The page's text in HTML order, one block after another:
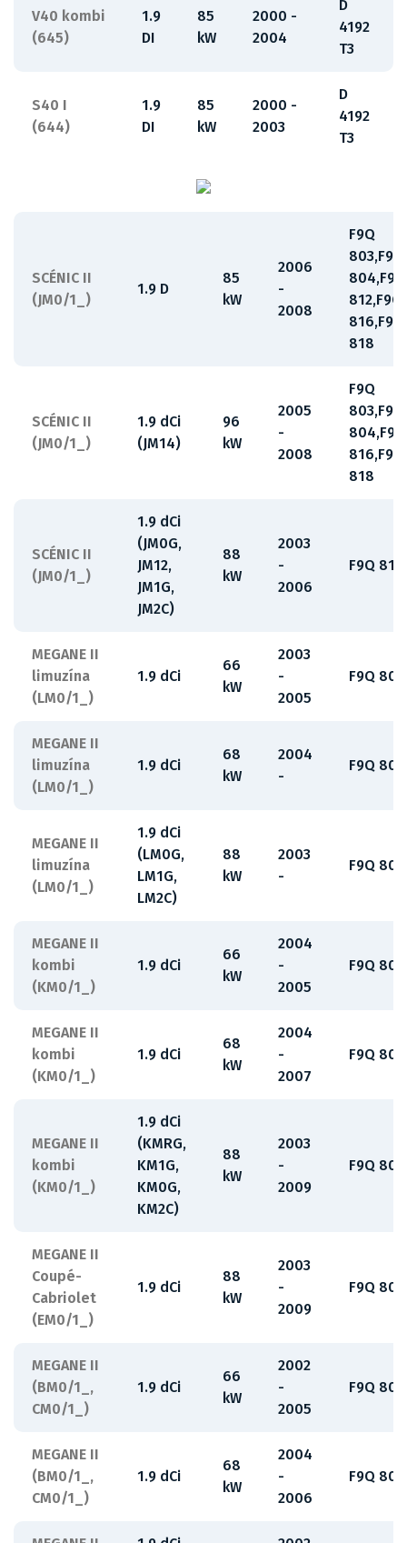
V40 kombi
(645)
1.9
DI
85
kW
2000 -
2004
D
4192
T3
S40 I
(644)
1.9
DI
85
kW
2000 -
2003
D
4192
T3
SCÉNIC II
(JM0/1_)
1.9 D
85
kW
2006
-
2008
F9Q
803,F9Q
804,F9Q
812,F9Q
816,F9Q
818
SCÉNIC II
(JM0/1_)
1.9 dCi
(JM14)
96
kW
2005
-
2008
F9Q
803,F9Q
804,F9Q
816,F9Q
818
SCÉNIC II
(JM0/1_)
1.9 dCi
(JM0G,
JM12,
JM1G,
JM2C)
88
kW
2003
-
2006
F9Q 812
MEGANE II
limuzína
(LM0/1_)
1.9 dCi
66
kW
2003
-
2005
F9Q 808
MEGANE II
limuzína
(LM0/1_)
1.9 dCi
68
kW
2004
-
F9Q 808
MEGANE II
limuzína
(LM0/1_)
1.9 dCi
(LM0G,
LM1G,
LM2C)
88
kW
2003
-
F9Q 800
MEGANE II
kombi
(KM0/1_)
1.9 dCi
66
kW
2004
-
2005
F9Q 808
MEGANE II
kombi
(KM0/1_)
1.9 dCi
68
kW
2004
-
2007
F9Q 808
MEGANE II
kombi
(KM0/1_)
1.9 dCi
(KMRG,
KM1G,
KM0G,
KM2C)
88
kW
2003
-
2009
F9Q 800
MEGANE II
Coupé-
Cabriolet
(EM0/1_)
1.9 dCi
88
kW
2003
-
2009
F9Q 800
MEGANE II
(BM0/1_,
CM0/1_)
1.9 dCi
66
kW
2002
-
2005
F9Q 808
MEGANE II
(BM0/1_,
CM0/1_)
1.9 dCi
68
kW
2004
-
2006
F9Q 808